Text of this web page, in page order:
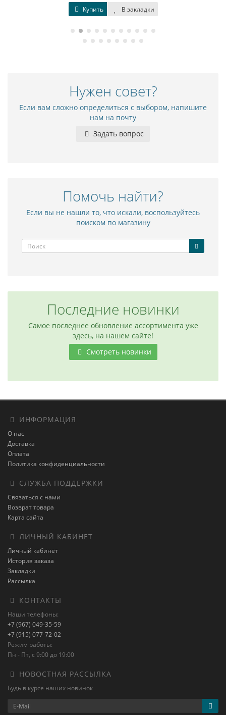
Купить В закладки
Нужен совет?
Если вам сложно определиться с выбором, напишите
нам на почту
Задать вопрос
Помочь найти?
Если вы не нашли то, что искали, воспользуйтесь
поиском по магазину
Последние новинки
Самое последнее обновление ассортимента уже
здесь, на нашем сайте!
Смотреть новинки
ИНФОРМАЦИЯ
О нас
Доставка
Оплата
Политика конфиденциальности
СЛУЖБА ПОДДЕРЖКИ
Связаться с нами
Возврат товара
Карта сайта
ЛИЧНЫЙ КАБИНЕТ
Личный кабинет
История заказа
Закладки
Рассылка
КОНТАКТЫ
Наши телефоны:
+7 (967) 049-35-59
+7 (915) 077-72-02
Режим работы:
Пн - Пт, с 9:00 до 19:00
НОВОСТНАЯ РАССЫЛКА
Будь в курсе наших новинок